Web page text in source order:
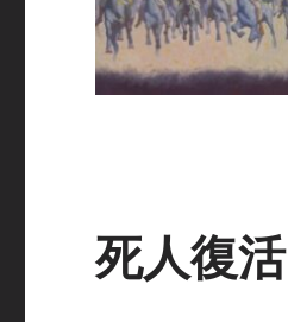
死人復活